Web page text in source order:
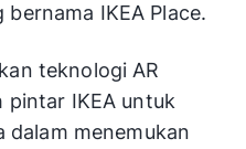
IKEA Place.
teknologi AR
pintar IKEA untuk
dalam menemukan